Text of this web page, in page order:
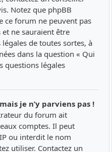
Notez que phpBB
ce forum ne peuvent pas
ne sauraient être
de toutes sortes, à
dans la question « Qui
questions légales
je n’y parviens pas !
du forum ait
comptes. Il peut
ou interdit le nom
utiliser. Contactez un